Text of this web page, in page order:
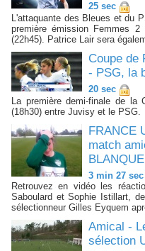
25 sec
L'attaquante des Bleues et du
première émission Femmes
(22h45). Patrice Lair sera
Coupe de
- PSG, la
20 sec
La première demi-finale de la
(18h30) entre Juvisy et le PSG.
FRANCE
match
3 min 27 sec
Retrouvez en vidéo les
Saboulard et Sophie Istillart,
sélectionneur Gilles Eyquem
Amical -
sélection